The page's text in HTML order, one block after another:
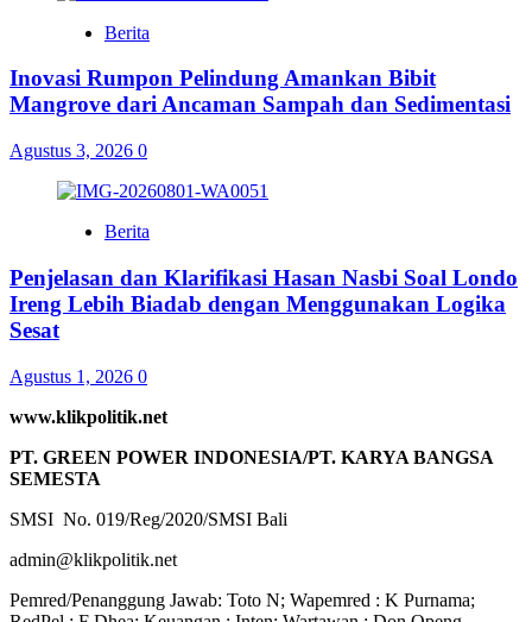
Berita
Inovasi Rumpon Pelindung Amankan Bibit
Mangrove dari Ancaman Sampah dan Sedimentasi
Agustus 3, 2026 0
Berita
Penjelasan dan Klarifikasi Hasan Nasbi Soal Londo
Ireng Lebih Biadab dengan Menggunakan Logika
Sesat
Agustus 1, 2026 0
www.klikpolitik.net
PT. GREEN POWER INDONESIA/PT. KARYA BANGSA
SEMESTA
SMSI No. 019/Reg/2020/SMSI Bali
admin@klikpolitik.net
Pemred/Penanggung Jawab: Toto N; Wapemred : K Purnama;